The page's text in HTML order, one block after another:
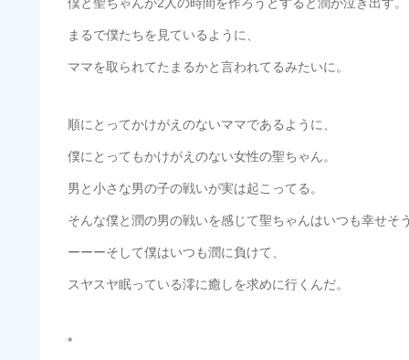
僕と聖ちゃんが2人の時間を作ろうとすると潤が泣き出す。
まるで僕たちを見ているように、
ママを取られてたまるかと言われてるみたいに。
順にとってかけがえのないママであるように、
僕にとってもかけがえのない女性の聖ちゃん。
男と小さな男の子の戦いが実は起こってる。
そんな僕と潤の男の戦いを感じて聖ちゃんはいつも幸せそ
ーーーそして僕はいつも潤に負けて、
スヤスヤ眠っている澪に癒しを求めに行くんだ。
*